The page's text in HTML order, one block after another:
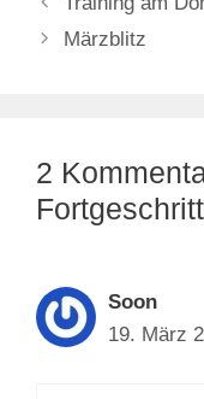
Märzblitz
2
Soon
19. März